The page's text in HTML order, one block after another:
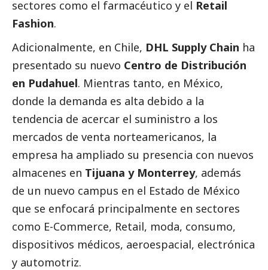
sectores como el farmacéutico y el Retail
Fashion.
Adicionalmente, en Chile, DHL Supply Chain ha
presentado su nuevo Centro de Distribución
en Pudahuel. Mientras tanto, en México,
donde la demanda es alta debido a la
tendencia de acercar el suministro a los
mercados de venta norteamericanos, la
empresa ha ampliado su presencia con nuevos
almacenes en Tijuana y Monterrey, además
de un nuevo campus en el Estado de México
que se enfocará principalmente en sectores
como E-Commerce, Retail, moda, consumo,
dispositivos médicos, aeroespacial, electrónica
y automotriz.